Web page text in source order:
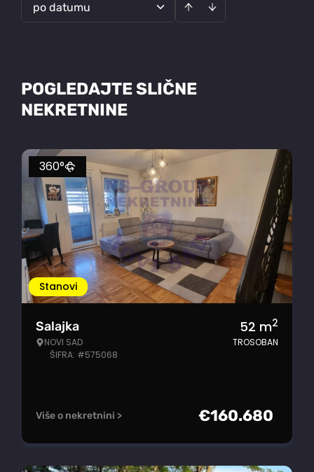
po datumu
POGLEDAJTE SLIČNE
NEKRETNINE
Stanovi
360°
Salajka
NOVI SAD
ŠIFRA: #575068
52 m2
TROSOBAN
Više o nekretnini > €160.680